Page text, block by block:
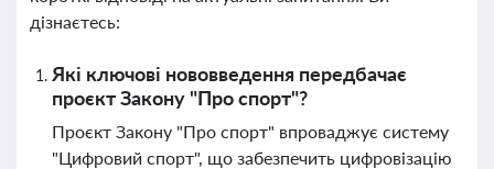
дізнаєтесь:
Які ключові нововведення передбачає
проєкт Закону "Про спорт"?
Проєкт Закону "Про спорт" впроваджує систему
"Цифровий спорт", що забезпечить цифровізацію